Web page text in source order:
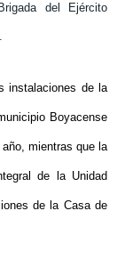
del Ejército
instalaciones de la
Boyacense
mientras que la
de la Unidad
de la Casa de